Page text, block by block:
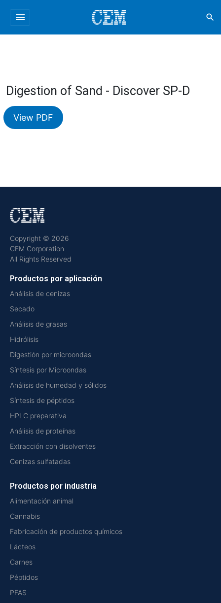
menu search
Digestion of Sand - Discover SP-D
View PDF
Copyright © 2026
CEM Corporation
All Rights Reserved
Productos por aplicación
Análisis de cenizas
Secado
Análisis de grasas
Hidrólisis
Digestión por microondas
Síntesis por Microondas
Análisis de humedad y sólidos
Síntesis de péptidos
HPLC preparativa
Análisis de proteínas
Extracción con disolventes
Cenizas sulfatadas
Productos por industria
Alimentación animal
Cannabis
Fabricación de productos químicos
Lácteos
Carnes
Péptidos
PFAS